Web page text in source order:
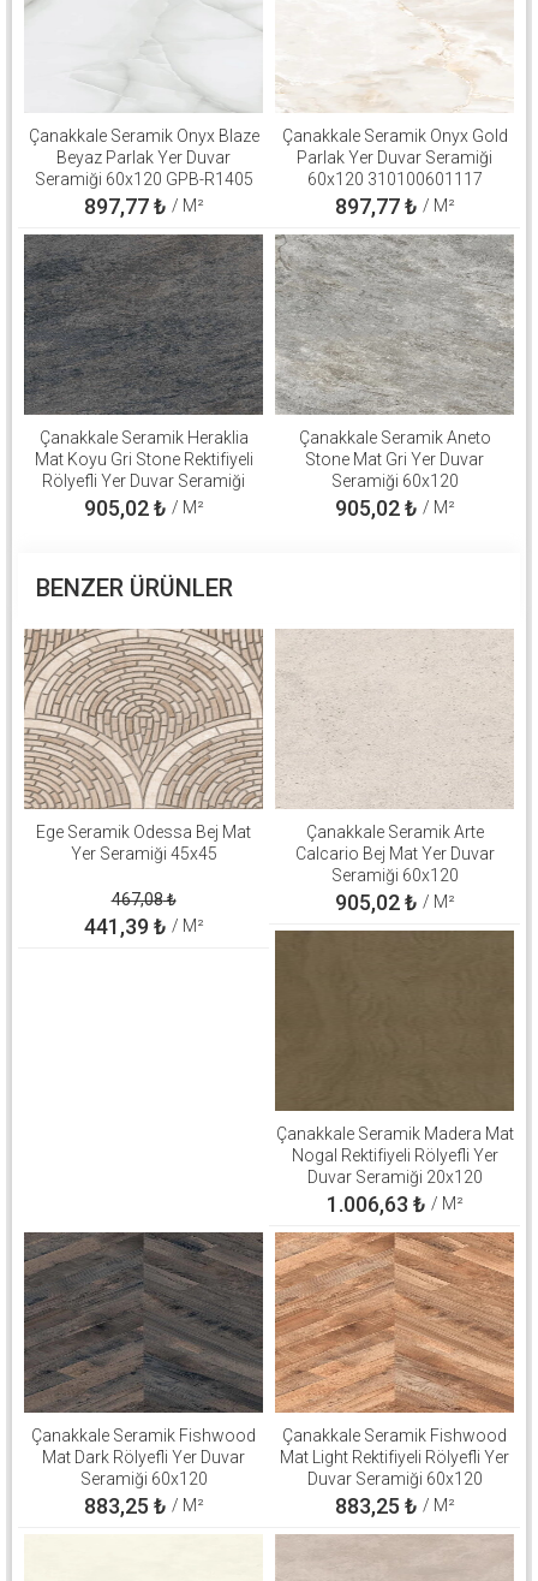
Çanakkale Seramik Onyx Blaze
Beyaz Parlak Yer Duvar
Seramiği 60x120 GPB-R1405
897,77₺ / M²
Çanakkale Seramik Onyx Gold
Parlak Yer Duvar Seramiği
60x120 310100601117
897,77₺ / M²
Çanakkale Seramik Heraklia
Mat Koyu Gri Stone Rektifiyeli
Rölyefli Yer Duvar Seramiği
60x120 310100503190
905,02₺ / M²
Çanakkale Seramik Aneto
Stone Mat Gri Yer Duvar
Seramiği 60x120
310100700639
905,02₺ / M²
BENZER ÜRÜNLER
Ege Seramik Odessa Bej Mat
Yer Seramiği 45x45
467,08₺
441,39₺ / M²
Çanakkale Seramik Arte
Calcario Bej Mat Yer Duvar
Seramiği 60x120
310100906646
905,02₺ / M²
Çanakkale Seramik Madera Mat
Nogal Rektifiyeli Rölyefli Yer
Duvar Seramiği 20x120
310100503267
1.006,63 ₺ / M²
Çanakkale Seramik Fishwood
Mat Dark Rölyefli Yer Duvar
Seramiği 60x120
310100503126
883,25 ₺ / M²
Çanakkale Seramik Fishwood
Mat Light Rektifiyeli Rölyefli Yer
Duvar Seramiği 60x120
310100503125
883,25 ₺ / M²